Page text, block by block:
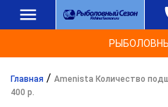
Главная / Amenista Количество
400 р.